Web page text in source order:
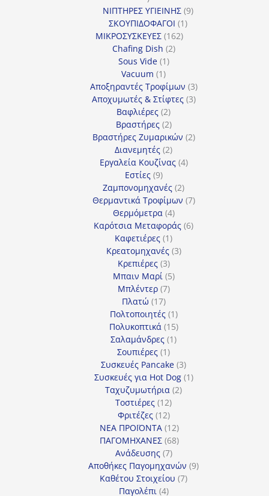
προϊόν
ΝΙΠΤΗΡΕΣ ΥΓΙΕΙΝΗΣ 99
ΣΚΟΥΠΙΔΟΦΑΓΟΙ 11
ΜΙΚΡΟΣΥΣΚΕΥΕΣ 162162
Chafing Dish 22
Sous Vide 11
Vacuum 11
προϊόν
Αποξηραντές Τροφίμων 33
προϊόντα
Αποχυμωτές & Στίφτες 33
Βαφλιέρες 22
προϊόντα
Βραστήρες 22
προϊόντα
Βραστήρες Ζυμαρικών 22
Διανεμητές 22
προϊόντα
Εργαλεία Κουζίνας 44
Εστίες 99
προϊόντα
Ζαμπονομηχανές 22
προϊόντα
Θερμαντικά Τροφίμων 77
Θερμόμετρα 44
προϊόντα
Καρότσια Μεταφοράς 66
Καφετιέρες 11
προϊόν
Κρεατομηχανές 33
Κρεπιέρες 33
προϊόντα
Μπαιν Μαρί 55
Μπλέντερ 77
Πλατώ 1717
προϊόντα
Πολτοποιητές 11
προϊόν
Πολυκοπτικά 1515
προϊόντα
Σαλαμάνδρες 11
Σουπιέρες 11
προϊόν
Συσκευές Pancake 33
προϊόντα
Συσκευές για Hot Dog 11
Ταχυζυμωτήρια 22
Τοστιέρες 1212
προϊόντα
Φριτέζες 1212
προϊόντα
ΝΕΑ ΠΡΟΪΟΝΤΑ 1212
προϊόντα
ΠΑΓΟΜΗΧΑΝΕΣ 6868
Ανάδευσης 77
προϊόντα
Αποθήκες Παγομηχανών 99
Καθέτου Στοιχείου 77
Παγολέπι 44